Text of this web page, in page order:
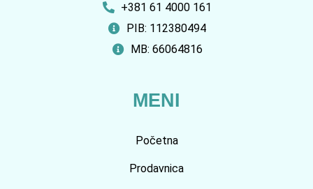
+381 61 4000 161
PIB: 112380494
MB: 66064816
MENI
Početna
Prodavnica